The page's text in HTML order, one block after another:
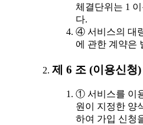
체결단위는 1
다.
④ 서비스의 대
에 관한 계약은
제 6 조 (이용신청)
① 서비스를 이
원이 지정한 양
하여 가입 신청